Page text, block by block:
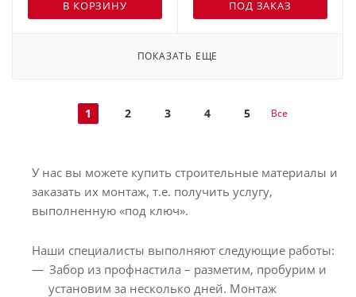
В КОРЗИНУ ПОД ЗАКАЗ
ПОКАЗАТЬ ЕЩЕ
1 2 3 4 5 Все
У нас вы можете купить строительные материалы и
заказать их монтаж, т.е. получить услугу,
выполненную «под ключ».
Наши специалисты выполняют следующие работы:
Забор из профнастила – разметим, пробурим и
установим за несколько дней. Монтаж